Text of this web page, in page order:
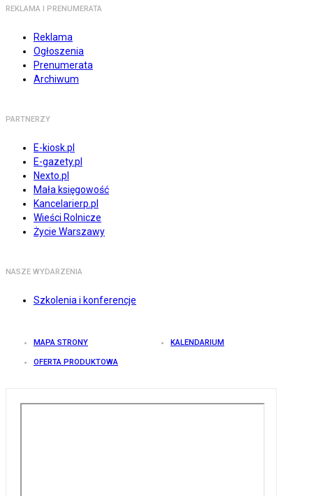
REKLAMA I PRENUMERATA
Reklama
Ogłoszenia
Prenumerata
Archiwum
PARTNERZY
E-kiosk.pl
E-gazety.pl
Nexto.pl
Mała księgowość
Kancelarierp.pl
Wieści Rolnicze
Życie Warszawy
NASZE WYDARZENIA
Szkolenia i konferencje
MAPA STRONY KALENDARIUM
OFERTA PRODUKTOWA